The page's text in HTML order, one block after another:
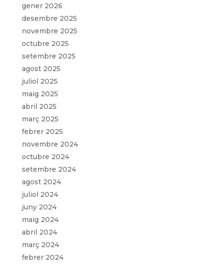
gener 2026
desembre 2025
novembre 2025
octubre 2025
setembre 2025
agost 2025
juliol 2025
maig 2025
abril 2025
març 2025
febrer 2025
novembre 2024
octubre 2024
setembre 2024
agost 2024
juliol 2024
juny 2024
maig 2024
abril 2024
març 2024
febrer 2024